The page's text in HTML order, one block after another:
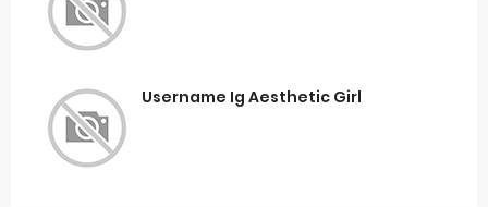
Username Ig Aesthetic Girl